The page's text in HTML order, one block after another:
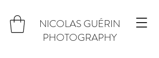
NICOLAS GUÉRIN
PHOTOGRAPHY